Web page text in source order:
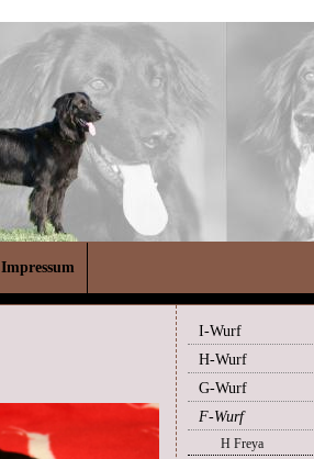
Impressum
I-Wurf
H-Wurf
G-Wurf
F-Wurf
H Freya